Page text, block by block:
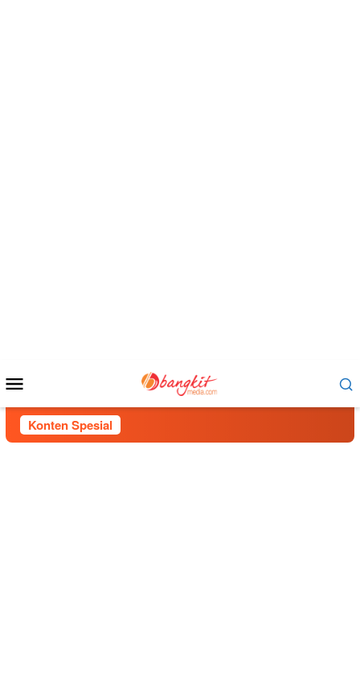
Mobile
Konten Spesial